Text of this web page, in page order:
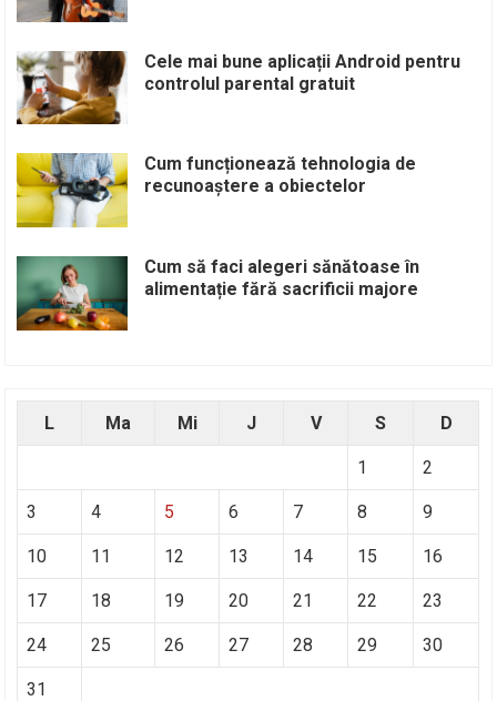
Cele mai bune aplicații Android pentru
controlul parental gratuit
Cum funcționează tehnologia de
recunoaștere a obiectelor
Cum să faci alegeri sănătoase în
alimentație fără sacrificii majore
L Ma Mi J V S D
1 2
3 4 5 6 7 8 9
10 11 12 13 14 15 16
17 18 19 20 21 22 23
24 25 26 27 28 29 30
31